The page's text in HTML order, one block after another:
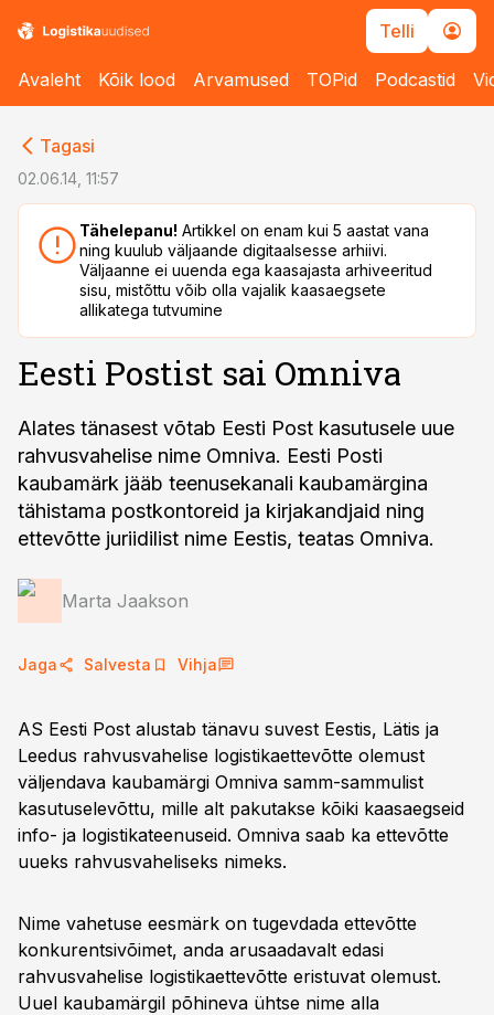
Telli
Avaleht Kõik lood Arvamused TOPid Podcastid
Tagasi
02.06.14, 11:57
Tähelepanu! Artikkel on enam kui 5 aastat vana
ning kuulub väljaande digitaalsesse arhiivi.
Väljaanne ei uuenda ega kaasajasta arhiveeritud
sisu, mistõttu võib olla vajalik kaasaegsete
allikatega tutvumine
Eesti Postist sai Omniva
Alates tänasest võtab Eesti Post kasutusele uue
rahvusvahelise nime Omniva. Eesti Posti
kaubamärk jääb teenusekanali kaubamärgina
tähistama postkontoreid ja kirjakandjaid ning
ettevõtte juriidilist nime Eestis, teatas Omniva.
Marta Jaakson
Jaga Salvesta Vihja
AS Eesti Post alustab tänavu suvest Eestis, Lätis ja
Leedus rahvusvahelise logistikaettevõtte olemust
väljendava kaubamärgi Omniva samm-sammulist
kasutuselevõttu, mille alt pakutakse kõiki kaasaegseid
info- ja logistikateenuseid. Omniva saab ka ettevõtte
uueks rahvusvaheliseks nimeks.
Nime vahetuse eesmärk on tugevdada ettevõtte
konkurentsivõimet, anda arusaadavalt edasi
rahvusvahelise logistikaettevõtte eristuvat olemust.
Uuel kaubamärgil põhineva ühtse nime alla